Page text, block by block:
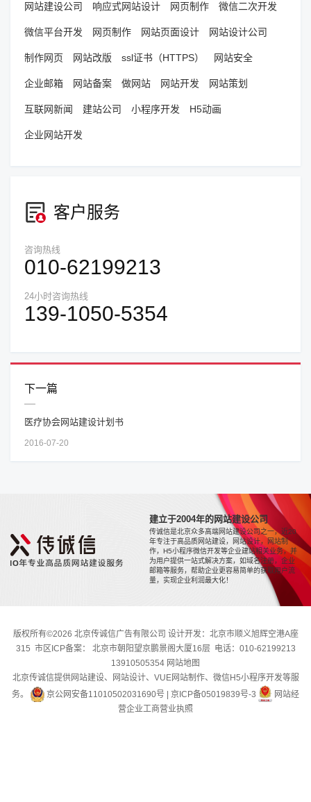
网站建设公司 响应式网站设计 网页制作 微信二次开发
微信平台开发 网页制作 网站页面设计 网站设计公司
制作网页 网站改版 ssl证书（HTTPS） 网站安全
企业邮箱 网站备案 做网站 网站开发 网站策划
互联网新闻 建站公司 小程序开发 H5动画
企业网站开发
客户服务
咨询热线
010-62199213
24小时咨询热线
139-1050-5354
下一篇
医疗协会网站建设计划书
2016-07-20
建立于2004年的网站建设公司
传诚信是北京众多高端网站建设公司之一，近20
年专注于高品质网站建设，网站设计，网站制
作，H5小程序微信开发等企业建站相关业务，并
为用户提供一站式解决方案，如域名注册，企业
邮箱等服务，帮助企业更容易简单的获取用户流
量，实现企业利润最大化！
版权所有©2026 北京传诚信广告有限公司 设计开发：北京市顺义旭辉空港A座
315 市区ICP备案： 北京市朝阳望京鹏景阁大厦16层 电话：010-62199213
13910505354 网站地图
北京传诚信提供网站建设、网站设计、VUE网站制作、微信H5小程序开发等服
务。
京公网安备11010502031690号 京ICP备05019839号-3
网站经
营企业工商营业执照